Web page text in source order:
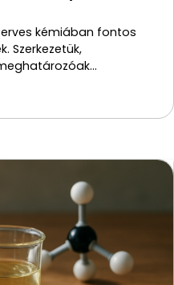
kémiában fontos
Szerkezetük,